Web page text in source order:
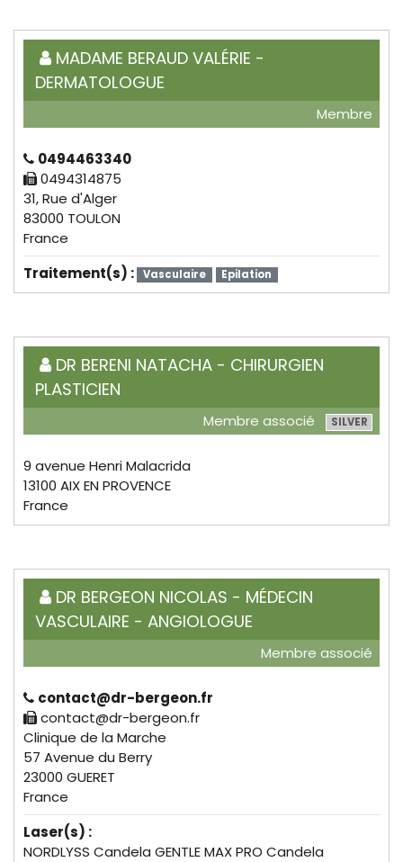
MADAME BERAUD VALÉRIE -
DERMATOLOGUE
Membre
0494463340
0494314875
31, Rue d'Alger
83000 TOULON
France
Traitement(s) :
Vasculaire Epilation
DR BERENI NATACHA - CHIRURGIEN
PLASTICIEN
Membre associé SILVER
9 avenue Henri Malacrida
13100 AIX EN PROVENCE
France
DR BERGEON NICOLAS - MÉDECIN
VASCULAIRE - ANGIOLOGUE
Membre associé
contact@dr-bergeon.fr
contact@dr-bergeon.fr
Clinique de la Marche
57 Avenue du Berry
23000 GUERET
France
Laser(s) :
NORDLYSS Candela GENTLE MAX PRO Candela